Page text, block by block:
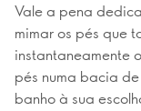
Vale a pena
mimar os pés que
instantaneamente
pés numa bacia
banho à sua